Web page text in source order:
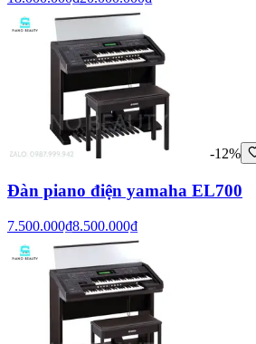
-12%
Đàn piano điện yamaha EL700
7.500.000₫8.500.000₫